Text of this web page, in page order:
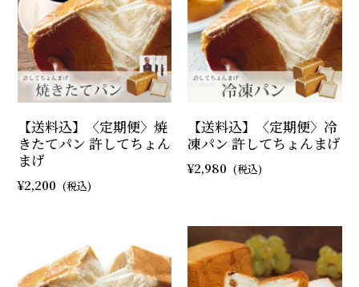
【送料込】〈定期便〉焼
きたてパン 許してちょん
まげ
2,200
【送料込】〈定期便〉冷
凍パン 許してちょんまげ
2,980